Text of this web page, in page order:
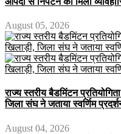
August 05, 2026
राज्य स्तरीय बैडमिंटन
जिला संघ ने जताया स्वर्णिम
August 04, 2026